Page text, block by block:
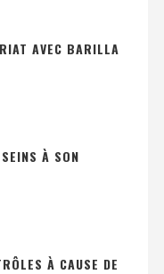
AVEC BARILLA
À SON
À CAUSE DE